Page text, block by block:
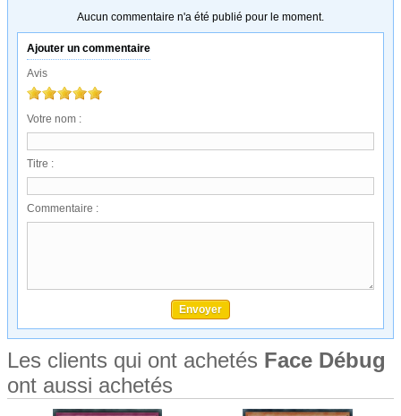
Aucun commentaire n'a été publié pour le moment.
Ajouter un commentaire
Avis
Votre nom :
Titre :
Commentaire :
Les clients qui ont achetés Face Débug
ont aussi achetés